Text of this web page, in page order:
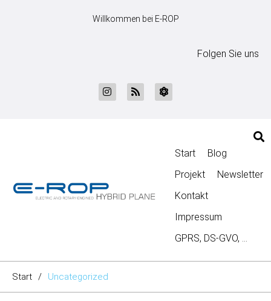
Willkommen bei E-ROP
Folgen Sie uns
Start
Blog
Projekt
Newsletter
Kontakt
Impressum
GPRS, DS-GVO, …
Start / Uncategorized